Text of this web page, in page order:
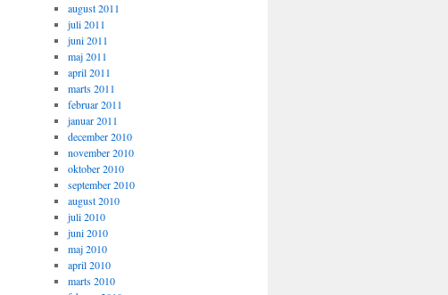
august 2011
juli 2011
juni 2011
maj 2011
april 2011
marts 2011
februar 2011
januar 2011
december 2010
november 2010
oktober 2010
september 2010
august 2010
juli 2010
juni 2010
maj 2010
april 2010
marts 2010